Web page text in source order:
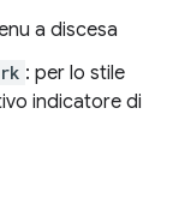
a discesa
: per lo stile
indicatore di